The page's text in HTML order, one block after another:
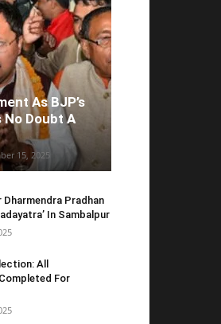
As BJP’s
Doubt A
15, 2025
Dharmendra Pradhan
In Sambalpur
All
For